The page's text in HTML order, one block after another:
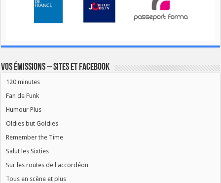
Vos émissions – Sites et Facebook
120 minutes
Fan de Funk
Humour Plus
Oldies but Goldies
Remember the Time
Salut les Sixties
Sur les routes de l'accordéon
Tous en scène et plus